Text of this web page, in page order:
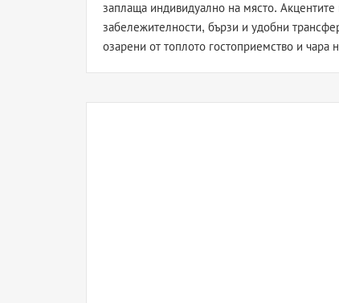
заплаща индивидуално на място.
забележителности, бързи и удобни
озарени от топлото гостоприемство и чара